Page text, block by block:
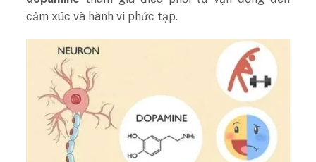
cảm xúc và hành vi phức tạp.